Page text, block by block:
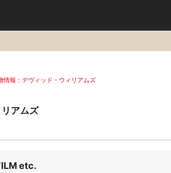
情報：デヴィッド・ウィリアムズ
アムズ
etc.